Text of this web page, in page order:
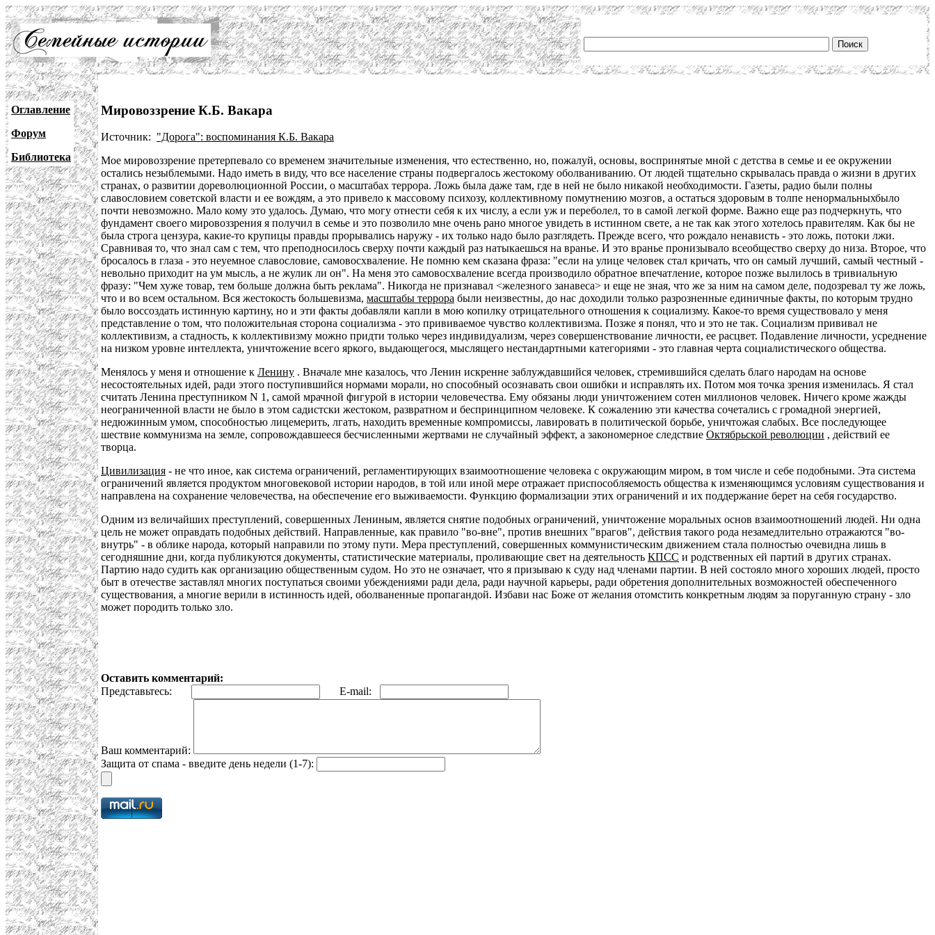
Оглавление
Форум
Библиотека
Мировоззрение К.Б. Вакара
Источник: "Дорога": воспоминания К.Б. Вакара
Мое мировоззрение претерпевало со временем значительные изменения, что естественно, но, пожалуй, основы, воспринятые мной с детства в семье и ее окружении
остались незыблемыми. Надо иметь в виду, что все население страны подвергалось жестокому оболваниванию. От людей тщательно скрывалась правда о жизни в других
странах, о развитии дореволюционной России, о масштабах террора. Ложь была даже там, где в ней не было никакой необходимости. Газеты, радио были полны
славословием советской власти и ее вождям, а это привело к массовому психозу, коллективному помутнению мозгов, а остаться здоровым в толпе ненормальныхбыло
почти невозможно. Мало кому это удалось. Думаю, что могу отнести себя к их числу, а если уж и переболел, то в самой легкой форме. Важно еще раз подчеркнуть, что
фундамент своего мировоззрения я получил в семье и это позволило мне очень рано многое увидеть в истинном свете, а не так как этого хотелось правителям. Как бы не
была строга цензура, какие-то крупицы правды прорывались наружу - их только надо было разглядеть. Прежде всего, что рождало ненависть - это ложь, потоки лжи.
Сравнивая то, что знал сам с тем, что преподносилось сверху почти каждый раз натыкаешься на вранье. И это вранье пронизывало всеобщество сверху до низа. Второе, что
бросалось в глаза - это неуемное славословие, самовосхваление. Не помню кем сказана фраза: "если на улице человек стал кричать, что он самый лучший, самый честный -
невольно приходит на ум мысль, а не жулик ли он". На меня это самовосхваление всегда производило обратное впечатление, которое позже вылилось в тривиальную
фразу: "Чем хуже товар, тем больше должна быть реклама". Никогда не признавал <железного занавеса> и еще не зная, что же за ним на самом деле, подозревал ту же ложь,
что и во всем остальном. Вся жестокость большевизма, масштабы террора были неизвестны, до нас доходили только разрозненные единичные факты, по которым трудно
было воссоздать истинную картину, но и эти факты добавляли капли в мою копилку отрицательного отношения к социализму. Какое-то время существовало у меня
представление о том, что положительная сторона социализма - это прививаемое чувство коллективизма. Позже я понял, что и это не так. Социализм прививал не
коллективизм, а стадность, к коллективизму можно придти только через индивидуализм, через совершенствование личности, ее расцвет. Подавление личности, усреднение
на низком уровне интеллекта, уничтожение всего яркого, выдающегося, мыслящего нестандартными категориями - это главная черта социалистического общества.
Менялось у меня и отношение к Ленину . Вначале мне казалось, что Ленин искренне заблуждавшийся человек, стремившийся сделать благо народам на основе
несостоятельных идей, ради этого поступившийся нормами морали, но способный осознавать свои ошибки и исправлять их. Потом моя точка зрения изменилась. Я стал
считать Ленина преступником N 1, самой мрачной фигурой в истории человечества. Ему обязаны люди уничтожением сотен миллионов человек. Ничего кроме жажды
неограниченной власти не было в этом садистски жестоком, развратном и беспринципном человеке. К сожалению эти качества сочетались с громадной энергией,
недюжинным умом, способностью лицемерить, лгать, находить временные компромиссы, лавировать в политической борьбе, уничтожая слабых. Все последующее
шествие коммунизма на земле, сопровождавшееся бесчисленными жертвами не случайный эффект, а закономерное следствие Октябрьской революции , действий ее
творца.
Цивилизация - не что иное, как система ограничений, регламентирующих взаимоотношение человека с окружающим миром, в том числе и себе подобными. Эта система
ограничений является продуктом многовековой истории народов, в той или иной мере отражает приспособляемость общества к изменяющимся условиям существования и
направлена на сохранение человечества, на обеспечение его выживаемости. Функцию формализации этих ограничений и их поддержание берет на себя государство.
Одним из величайших преступлений, совершенных Лениным, является снятие подобных ограничений, уничтожение моральных основ взаимоотношений людей. Ни одна
цель не может оправдать подобных действий. Направленные, как правило "во-вне", против внешних "врагов", действия такого рода незамедлительно отражаются "во-
внутрь" - в облике народа, который направили по этому пути. Мера преступлений, совершенных коммунистическим движением стала полностью очевидна лишь в
сегодняшние дни, когда публикуются документы, статистические материалы, проливающие свет на деятельность КПСС и родственных ей партий в других странах.
Партию надо судить как организацию общественным судом. Но это не означает, что я призываю к суду над членами партии. В ней состояло много хороших людей, просто
быт в отечестве заставлял многих поступаться своими убеждениями ради дела, ради научной карьеры, ради обретения дополнительных возможностей обеспеченного
существования, а многие верили в истинность идей, оболваненные пропагандой. Избави нас Боже от желания отомстить конкретным людям за поруганную страну - зло
может породить только зло.
Оставить комментарий:
Представьтесь:
E-mail:
Ваш комментарий:
Защита от спама - введите день недели (1-7):